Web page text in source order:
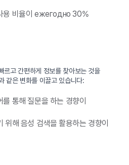
용 비율이 ежегодно 30%
르고 간편하게 정보를 찾아보는 것을
같은 변화를 이끌고 있습니다:
통해 질문을 하는 경향이
위해 음성 검색을 활용하는 경향이